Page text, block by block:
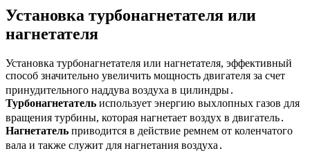
Установка турбонагнетателя или
нагнетателя
Установка турбонагнетателя или нагнетателя, эффективный
способ значительно увеличить мощность двигателя за счет
принудительного наддува воздуха в цилиндры․
Турбонагнетатель использует энергию выхлопных газов для
вращения турбины, которая нагнетает воздух в двигатель․
Нагнетатель приводится в действие ремнем от коленчатого
вала и также служит для нагнетания воздуха․